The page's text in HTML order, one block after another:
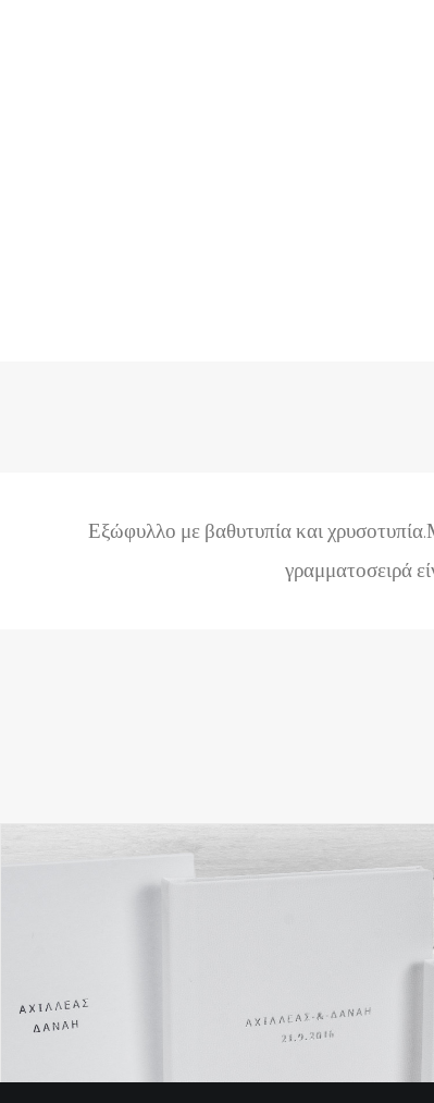
Εξώφυλλο με βαθυτυπία και χρυσοτυπία
γραμματοσειρά